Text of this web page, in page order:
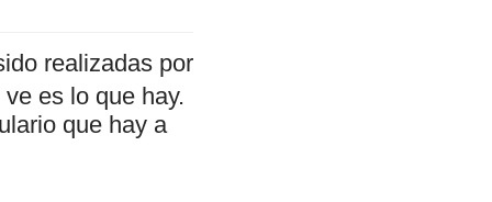
realizadas por
es lo que hay.
que hay a